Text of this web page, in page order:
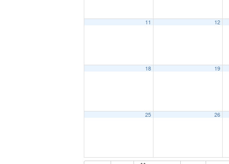
11 12
18 19
25 26